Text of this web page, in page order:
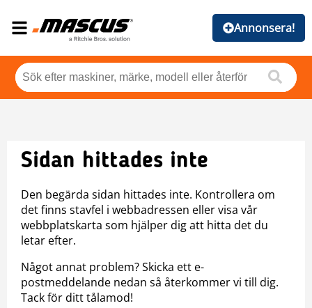
Annonsera!
Sidan hittades inte
Den begärda sidan hittades inte. Kontrollera om
det finns stavfel i webbadressen eller visa vår
webbplatskarta som hjälper dig att hitta det du
letar efter.
Något annat problem? Skicka ett e-
postmeddelande nedan så återkommer vi till dig.
Tack för ditt tålamod!